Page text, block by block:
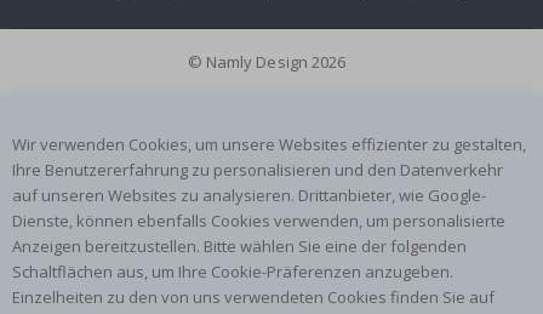
© Namly Design 2026
Wir verwenden Cookies, um unsere Websites effizienter zu gestalten,
Ihre Benutzererfahrung zu personalisieren und den Datenverkehr
auf unseren Websites zu analysieren. Drittanbieter, wie Google-
Dienste, können ebenfalls Cookies verwenden, um personalisierte
Anzeigen bereitzustellen. Bitte wählen Sie eine der folgenden
Schaltflächen aus, um Ihre Cookie-Präferenzen anzugeben.
Einzelheiten zu den von uns verwendeten Cookies finden Sie auf